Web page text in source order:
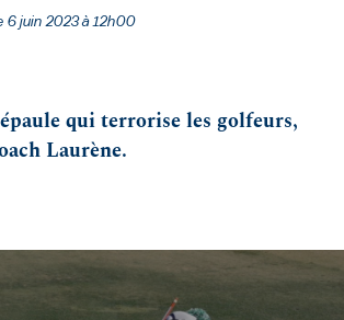
6 juin 2023 à 12h00
qui terrorise les golfeurs,
Laurène.